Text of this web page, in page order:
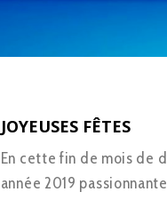
JOYEUSES FÊTES
En cette fin de mois de
année 2019